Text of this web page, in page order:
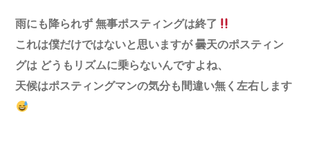
雨にも降られず 無事ポスティングは終了
これは僕だけではないと思いますが 曇天のポスティン
グは どうもリズムに乗らないんですよね、
天候はポスティングマンの気分も間違い無く左右します